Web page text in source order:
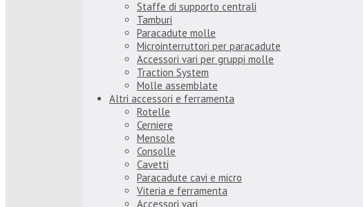
Staffe di supporto centrali
Tamburi
Paracadute molle
Microinterruttori per paracadute
Accessori vari per gruppi molle
Traction System
Molle assemblate
Altri accessori e ferramenta
Rotelle
Cerniere
Mensole
Consolle
Cavetti
Paracadute cavi e micro
Viteria e ferramenta
Accessori vari